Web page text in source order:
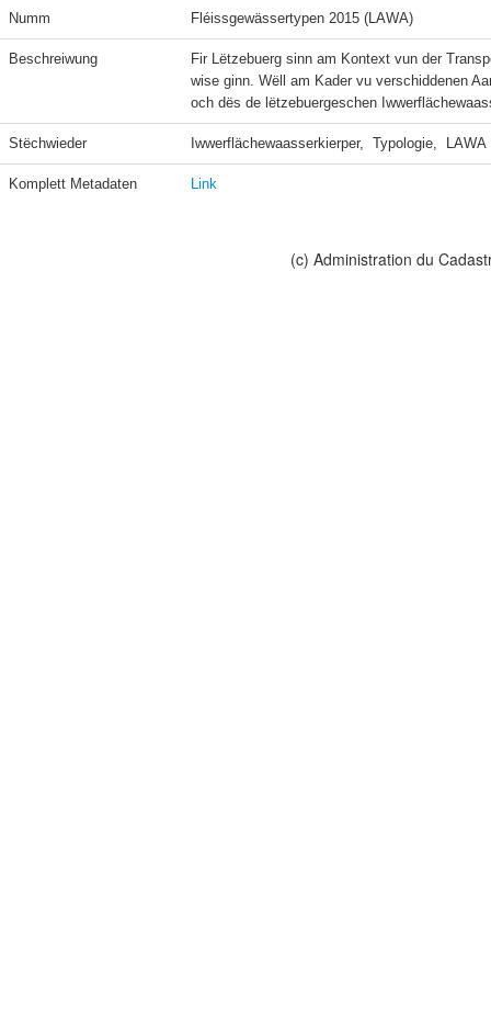
Numm Fléissgewässertypen 2015 (LAWA)
Beschreiwung
Fir Lëtzebuerg sinn am Kontext vun der
wise ginn. Wëll am Kader vu verschiddenen
och dës de lëtzebuergeschen
Stëchwieder Iwwerflächewaasserkierper,  Typologie,  LAWA
Komplett Metadaten Link
(c) Administration du